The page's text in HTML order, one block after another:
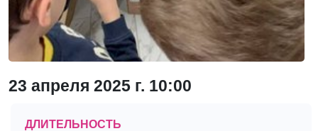
23 апреля 2025 г. 10:00
ДЛИТЕЛЬНОСТЬ